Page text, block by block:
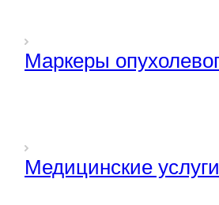
Маркеры
Медицинские услуги